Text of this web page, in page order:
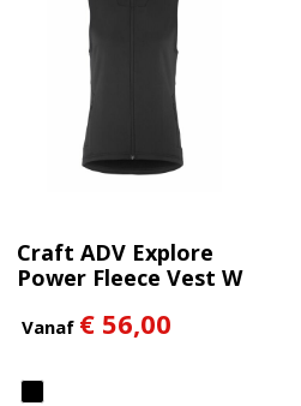
Craft ADV Explore
Power Fleece Vest W
Vanaf € 56,00